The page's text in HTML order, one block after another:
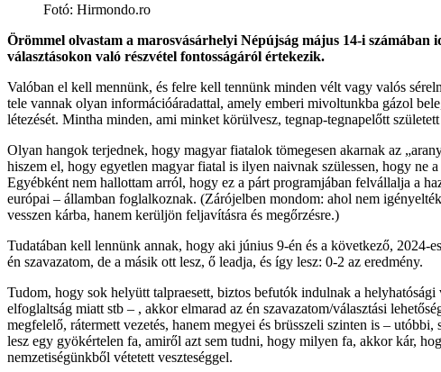
Fotó: Hirmondo.ro
Facebook
X
Reddit
WhatsApp
Megosztás
email-
Nyomtatás
Örömmel olvastam a marosvásárhelyi Népújság május 14-i
választásokon való részvétel fontosságáról értekezik.
Valóban el kell mennünk, és felre kell tennünk minden vélt vagy valós
tele vannak olyan információáradattal, amely emberi mivoltunkba gázol
létezését. Mintha minden, ami minket körülvesz, tegnap-tegnapelőtt
Olyan hangok terjednek, hogy magyar fiatalok tömegesen akarnak az
hiszem el, hogy egyetlen magyar fiatal is ilyen naivnak szülessen, hogy ne
Egyébként nem hallottam arról, hogy ez a párt programjában felvállalja a
európai – államban foglalkoznak. (Zárójelben mondom: ahol nem
vesszen kárba, hanem kerüljön feljavításra és megőrzésre.)
Tudatában kell lennünk annak, hogy aki június 9-én és a következő, 2024-
én szavazatom, de a másik ott lesz, ő leadja, és így lesz: 0-2 az eredmény.
Tudom, hogy sok helyütt talpraesett, biztos befutók indulnak a
elfoglaltság miatt stb – , akkor elmarad az én szavazatom/választási
megfelelő, rátermett vezetés, hanem megyei és brüsszeli szinten is –
lesz egy gyökértelen fa, amiről azt sem tudni, hogy milyen fa, akkor kár,
nemzetiségünkből vétetett veszteséggel.